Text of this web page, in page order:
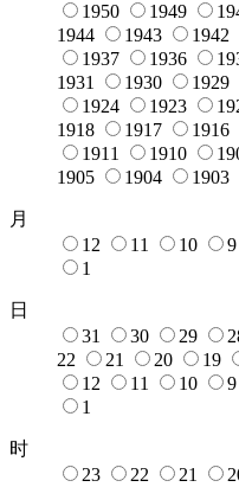
1950
1949
1944
1943 1942
1937
1936
1931
1930 1929
1924
1923
1918
1917 1916
1911
1910
1905
1904 1903
月
12
11 10 9
1
日
31
30 29
22
21 20 19
12
11 10 9
1
时
23
22 21